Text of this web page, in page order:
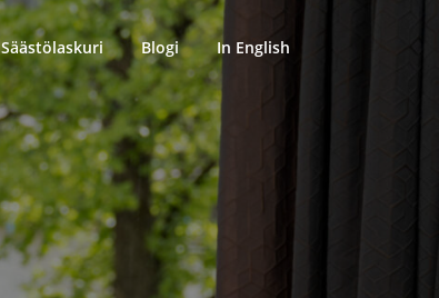
Säästölaskuri Blogi In English